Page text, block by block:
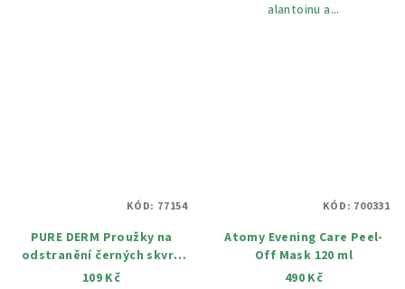
alantoinu a...
PURE DERM Proužky na
odstranění černých skvrn
na bradě a na čele 6 KS
109 Kč
KÓD: 77154
Atomy Evening Care Peel-
Off Mask 120 ml
490 Kč
KÓD: 700331